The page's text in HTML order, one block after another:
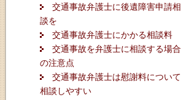
交通事故弁護士に後遺障害申請相
談を
交通事故弁護士にかかる相談料
交通事故を弁護士に相談する場合
の注意点
交通事故弁護士は慰謝料について
相談しやすい